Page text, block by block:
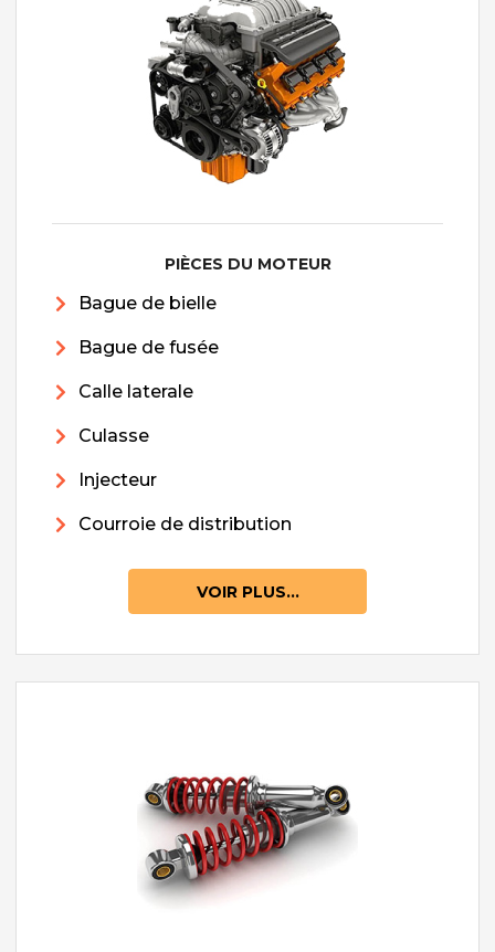
PIÈCES DU MOTEUR
Bague de bielle
Bague de fusée
Calle laterale
Culasse
Injecteur
Courroie de distribution
VOIR PLUS...